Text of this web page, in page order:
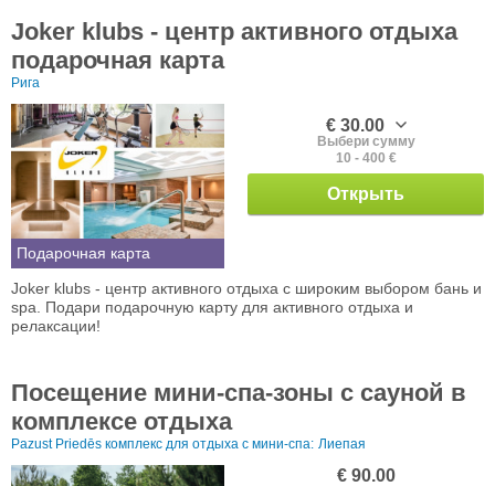
Joker klubs - центр активного отдыха
подарочная карта
Рига
Подарочная карта
€ 30.00
Выбери сумму
10 - 400 €
Открыть
Joker klubs - центр активного отдыха с широким выбором бань и
spa. Подари подарочную карту для активного отдыха и
релаксации!
Посещение мини-спа-зоны с сауной в
комплексе отдыха
Pazust Priedēs комплекс для отдыха с мини-спа: Лиепая
€ 90.00